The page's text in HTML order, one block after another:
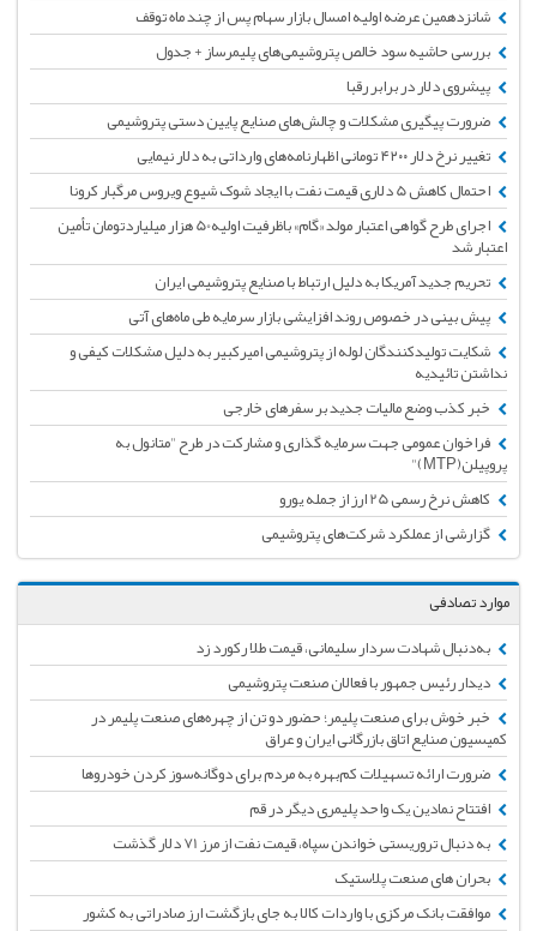
شانزدهمین عرضه اولیه امسال بازار سهام پس از چند ماه توقف
بررسی حاشیه سود خالص پتروشیمی‌های پلیمرساز + جدول
پیشروی دلار در برابر رقبا
ضرورت پیگیری مشکلات و چالش‌های صنایع پایین دستی پتروشیمی
تغییر نرخ دلار ۴۲۰۰ تومانی اظهارنامه‌های وارداتی به دلار نیمایی
احتمال کاهش 5 دلاری قیمت نفت با ایجاد شوک شیوع ویروس مرگبار کرونا
اجرای طرح گواهی اعتبار مولد «گام» باظرفیت اولیه50 هزار میلیاردتومان تأمین
اعتبار شد
تحریم جدید آمریکا به دلیل ارتباط با صنایع پتروشیمی ایران
پیش بینی در خصوص روند افزایشی بازار سرمایه طی ماه‌های آتی
شکایت تولیدکنندگان لوله از پتروشیمی امیرکبیر به دلیل مشکلات کیفی و
نداشتن تائیدیه
خبر کذب وضع مالیات جدید بر سفرهای خارجی
فراخوان عمومی جهت سرمایه گذاری و مشارکت در طرح "متانول به
پروپیلن(MTP)"
کاهش نرخ رسمی 25 ارز از جمله یورو
گزارشی از عملکرد شرکت‌های پتروشیمی
موارد تصادفی
به‌دنبال شهادت سردار سلیمانی، قیمت طلا رکورد زد
دیدار رئیس جمهور با فعالان صنعت پتروشیمی
خبر خوش برای صنعت پلیمر؛ حضور دو تن از چهره‌های صنعت پلیمر در
کمیسیون صنایع اتاق بازرگانی ایران و عراق
ضرورت ارائه تسهیلات کم‌بهره به مردم برای دوگانه‌سوز کردن خودروها
افتتاح نمادین یک واحد پلیمری دیگر در قم
به دنبال تروریستی خواندن سپاه، قیمت نفت از مرز 71 دلار گذشت
بحران های صنعت پلاستیک
موافقت بانک مرکزی با واردات کالا به جای بازگشت ارز صادراتی به کشور